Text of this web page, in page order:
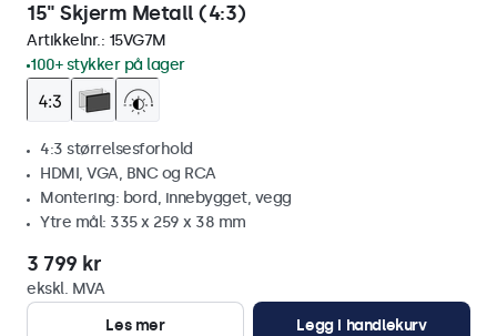
15" Skjerm Metall (4:3)
Artikkelnr.: 15VG7M
100+ stykker på lager
4:3 størrelsesforhold
HDMI, VGA, BNC og RCA
Montering: bord, innebygget, vegg
Ytre mål: 335 x 259 x 38 mm
3 799 kr
ekskl. MVA
Les mer
Legg i handlekurv